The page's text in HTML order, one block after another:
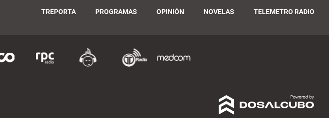
TREPORTA PROGRAMAS OPINIÓN NOVELAS TELEMETRO RADIO